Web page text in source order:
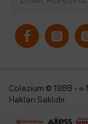
Colezium © 1988 - ∞
Hakları Saklıdır.